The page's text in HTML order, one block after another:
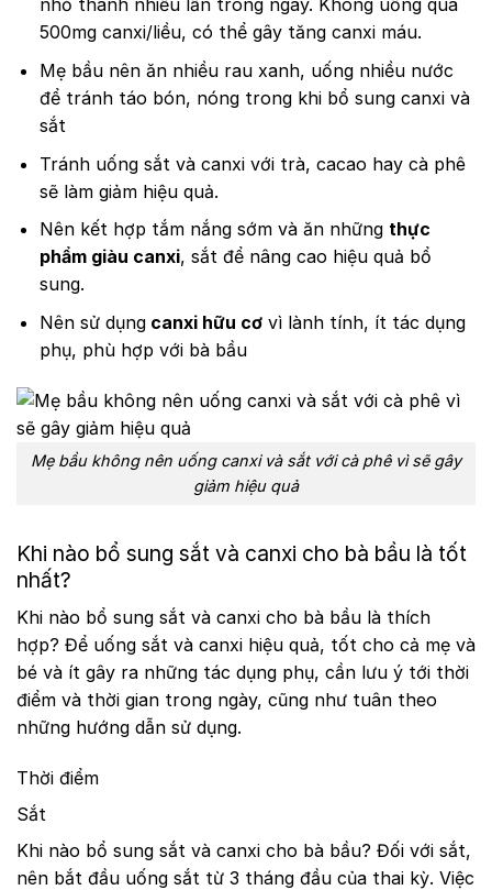
nhỏ thành nhiều lần trong ngày. Không uống quá
500mg canxi/liều, có thể gây tăng canxi máu.
Mẹ bầu nên ăn nhiều rau xanh, uống nhiều nước
để tránh táo bón, nóng trong khi bổ sung canxi và
sắt
Tránh uống sắt và canxi với trà, cacao hay cà phê
sẽ làm giảm hiệu quả.
Nên kết hợp tắm nắng sớm và ăn những thực
phẩm giàu canxi, sắt để nâng cao hiệu quả bổ
sung.
Nên sử dụngcanxi hữu cơvì lành tính, ít tác dụng
phụ, phù hợp với bà bầu
Mẹ bầu không nên uống canxi và sắt với cà phê vì sẽ gây
giảm hiệu quả
Khi nào bổ sung sắt và canxi cho bà bầu là tốt
nhất?
Khi nào bổ sung sắt và canxi cho bà bầu là thích
hợp? Để uống sắt và canxi hiệu quả, tốt cho cả mẹ và
bé và ít gây ra những tác dụng phụ, cần lưu ý tới thời
điểm và thời gian trong ngày, cũng như tuân theo
những hướng dẫn sử dụng.
Thời điểm
Sắt
Khi nào bổ sung sắt và canxi cho bà bầu? Đối với sắt,
nên bắt đầu uống sắt từ 3 tháng đầu của thai kỳ. Việc